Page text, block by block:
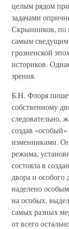
целым рядом
задачами
Скрынников, по
самым сведущим
грозненской
историков.
зрения.
Б.Н. Флоря
собственному
следовательно,
создав
изменниками.
режима,
состояла в
двора и особого
наделено
на особых,
самых разных
от всего